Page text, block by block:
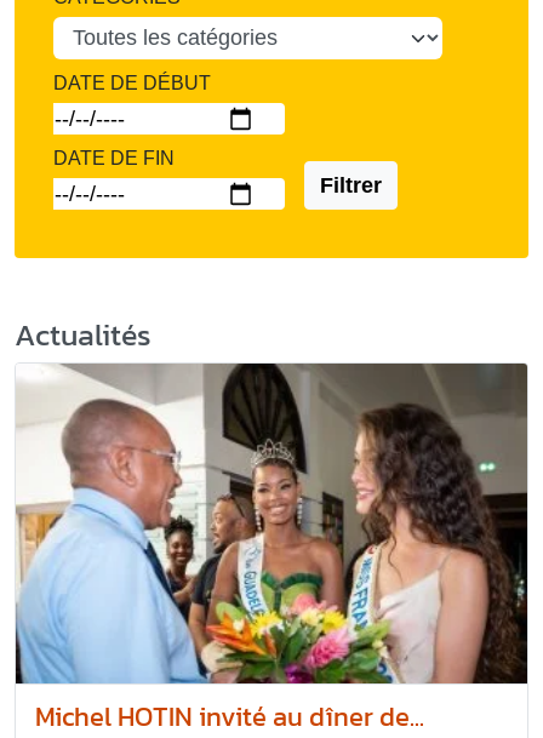
DATE DE DÉBUT
DATE DE FIN
Filtrer
Actualités
Michel HOTIN invité au dîner de...